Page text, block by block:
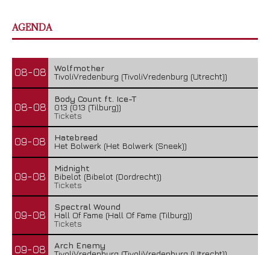
AGENDA
08-08
Wolfmother
TivoliVredenburg (TivoliVredenburg (Utrecht))
08-08
Body Count ft. Ice-T
013 (013 (Tilburg))
Tickets
09-08
Hatebreed
Het Bolwerk (Het Bolwerk (Sneek))
09-08
Midnight
Bibelot (Bibelot (Dordrecht))
Tickets
09-08
Spectral Wound
Hall Of Fame (Hall Of Fame (Tilburg))
Tickets
09-08
Arch Enemy